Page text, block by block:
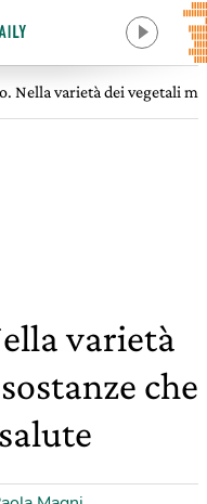
Nella varietà dei vegetali
varietà
che